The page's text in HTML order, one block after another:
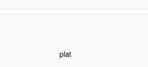
plat